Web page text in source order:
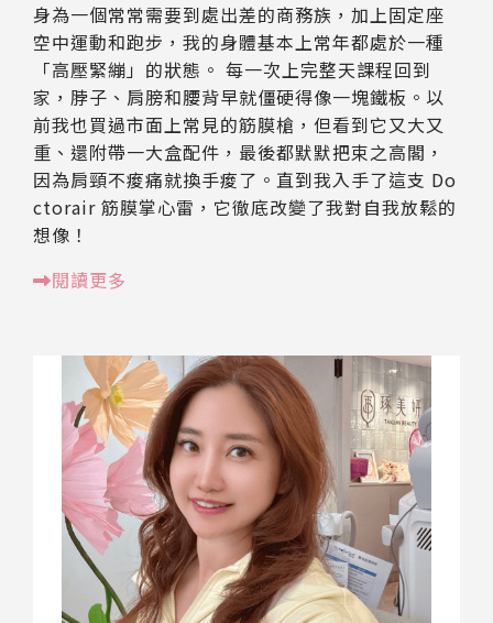
身為一個常常需要到處出差的商務族，加上固定座
空中運動和跑步，我的身體基本上常年都處於一種
「高壓緊繃」的狀態。 每一次上完整天課程回到
家，脖子、肩膀和腰背早就僵硬得像一塊鐵板。以
前我也買過市面上常見的筋膜槍，但看到它又大又
重、還附帶一大盒配件，最後都默默把束之高閣，
因為肩頸不痠痛就換手痠了。直到我入手了這支 Do
ctorair 筋膜掌心雷，它徹底改變了我對自我放鬆的
想像！
閱讀更多